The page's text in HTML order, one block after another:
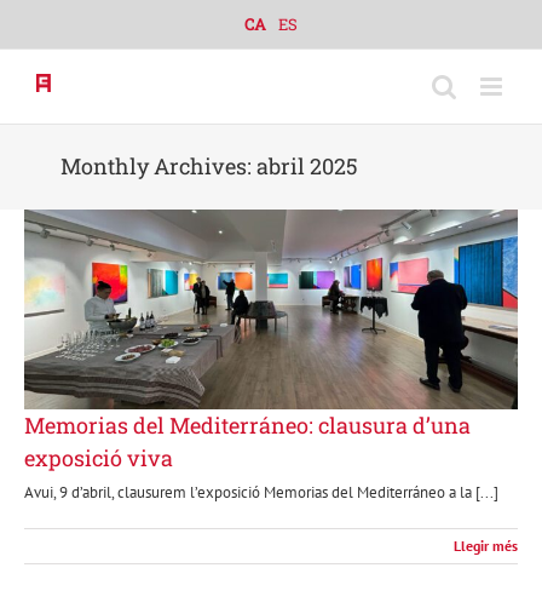
content
CA ES
Monthly Archives: abril 2025
Memorias del Mediterráneo: clausura d’una
exposició viva
Avui, 9 d’abril, clausurem l’exposició Memorias del Mediterráneo a la [...]
Llegir més